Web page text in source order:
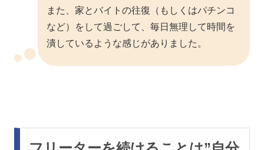
また、家とバイトの往復（もしくはパチンコ
など）をして過ごして、毎日無理して時間を
潰しているような感じがありました。